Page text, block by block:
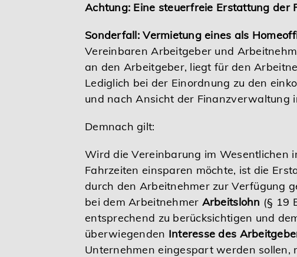
Achtung: Eine steuerfreie Erstattung
Sonderfall: Vermietung eines als
Vereinbaren Arbeitgeber und
an den Arbeitgeber, liegt für den
Lediglich bei der Einordnung zu den
und nach Ansicht der Finanzverwaltung
Demnach gilt:
Wird die Vereinbarung im Wesentlichen
Fahrzeiten einsparen möchte, ist die
durch den Arbeitnehmer zur Verfügung
bei dem Arbeitnehmer Arbeitslohn (§ 19
entsprechend zu berücksichtigen und
überwiegenden Interesse des
Unternehmen eingespart werden